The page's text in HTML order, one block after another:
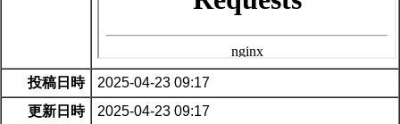
投稿日時
2025-04-23 09:17
更新日時
2025-04-23 09:17